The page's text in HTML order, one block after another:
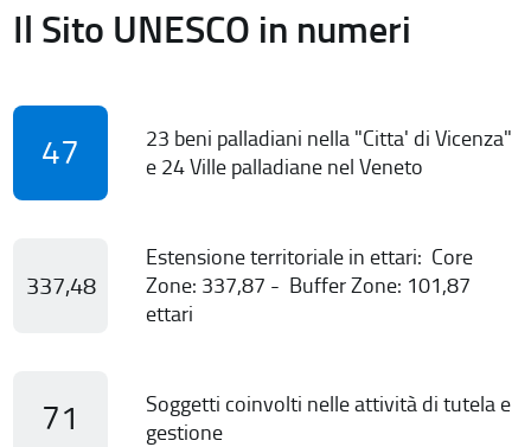
Il Sito UNESCO in numeri
47
23 beni palladiani nella "Citta' di Vicenza"
e 24 Ville palladiane nel Veneto
337,48
Estensione territoriale in ettari: Core
Zone: 337,87 - Buffer Zone: 101,87
ettari
71
Soggetti coinvolti nelle attività di tutela e
gestione